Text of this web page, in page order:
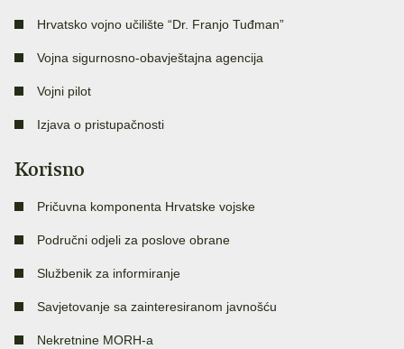
Hrvatsko vojno učilište “Dr. Franjo Tuđman”
Vojna sigurnosno-obavještajna agencija
Vojni pilot
Izjava o pristupačnosti
Korisno
Pričuvna komponenta Hrvatske vojske
Područni odjeli za poslove obrane
Službenik za informiranje
Savjetovanje sa zainteresiranom javnošću
Nekretnine MORH-a